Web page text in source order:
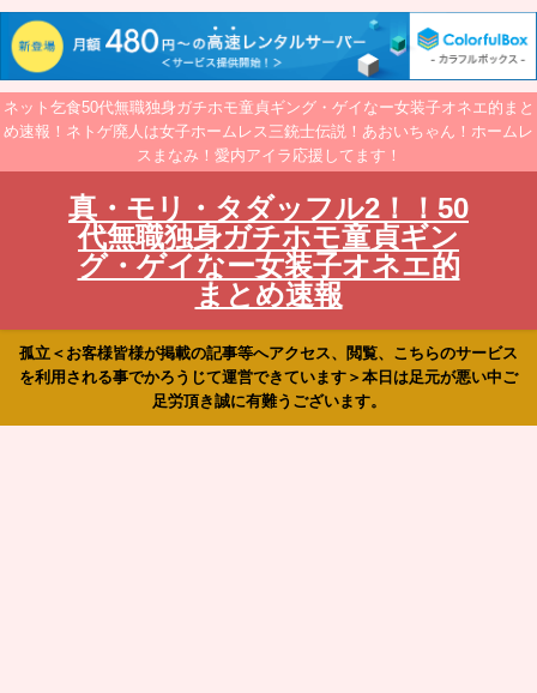
ネット乞食50代無職独身ガチホモ童貞ギング・ゲイなー女装子オネエ的まと
め速報！ネトゲ廃人は女子ホームレス三銃士伝説！あおいちゃん！ホームレ
スまなみ！愛内アイラ応援してます！
真・モリ・タダッフル2！！50
代無職独身ガチホモ童貞ギン
グ・ゲイなー女装子オネエ的
まとめ速報
孤立＜お客様皆様が掲載の記事等へアクセス、閲覧、こちらのサービス
を利用される事でかろうじて運営できています＞本日は足元が悪い中ご
足労頂き誠に有難うございます。